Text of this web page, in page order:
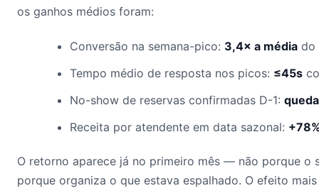
os ganhos médios foram:
Conversão na semana-pico: 3,4× a média do
Tempo médio de resposta nos picos: ≤45s
No-show de reservas confirmadas D-1:
Receita por atendente em data sazonal:
O retorno aparece já no primeiro mês — não porque o
porque organiza o que estava espalhado. O efeito